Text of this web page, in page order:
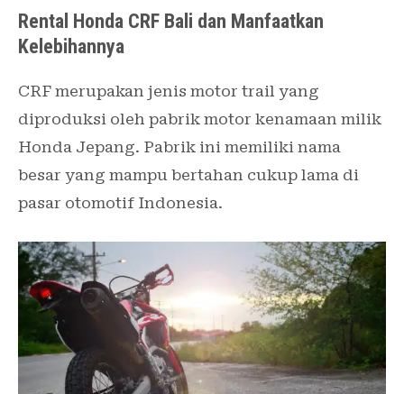
Rental Honda CRF Bali dan Manfaatkan
Kelebihannya
CRF merupakan jenis motor trail yang
diproduksi oleh pabrik motor kenamaan milik
Honda Jepang. Pabrik ini memiliki nama
besar yang mampu bertahan cukup lama di
pasar otomotif Indonesia.